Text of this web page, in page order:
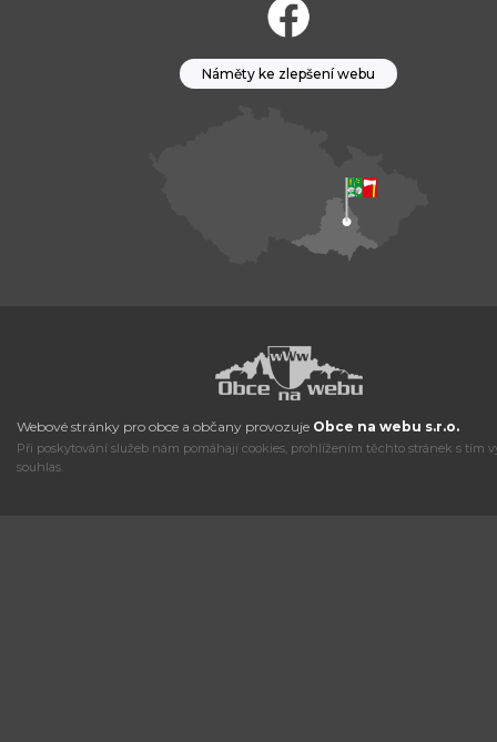
Náměty ke zlepšení webu
Webové stránky pro obce a občany provozuje Obce na webu s.r.o.
Při poskytování služeb nám pomáhají cookies, prohlížením těchto stránek s tím
souhlas.